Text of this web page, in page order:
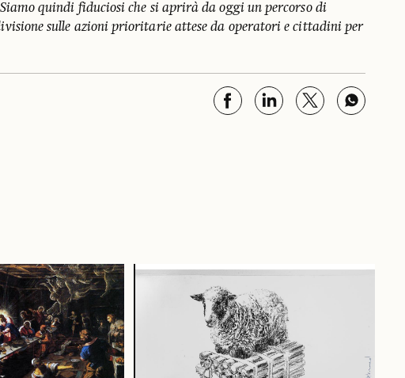
quindi fiduciosi che si aprirà da oggi un percorso di
sulle azioni prioritarie attese da operatori e cittadini per